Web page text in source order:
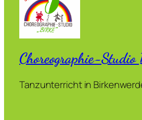
Choreographie-Studio
Tanzunterricht in